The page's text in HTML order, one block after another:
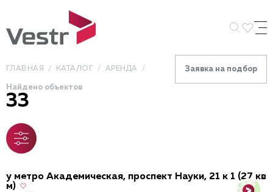
Искать
ГЛАВНАЯ КАТАЛОГ АРЕНДА Заявка на подбор
Найдено объектов
33
у метро Академическая, проспект Науки, 21 к 1 (27 кв
м)